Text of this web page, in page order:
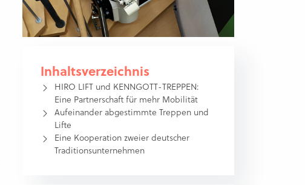
Inhaltsverzeichnis
HIRO LIFT und KENNGOTT-TREPPEN:
Eine Partnerschaft für mehr Mobilität
Aufeinander abgestimmte Treppen und
Lifte
Eine Kooperation zweier deutscher
Traditionsunternehmen